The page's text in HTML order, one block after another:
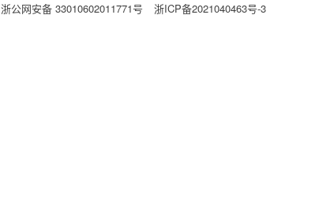
浙公网安备 33010602011771号
浙ICP备2021040463号-3